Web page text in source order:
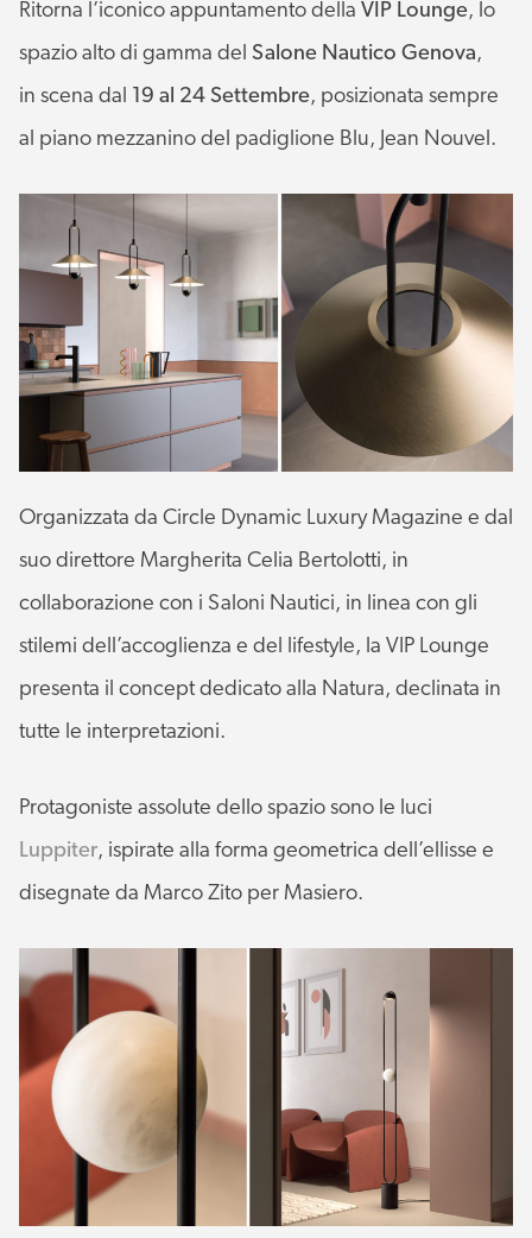
Ritorna l’iconico appuntamento della VIP Lounge, lo
spazio alto di gamma del Salone Nautico Genova,
in scena dal 19 al 24 Settembre, posizionata sempre
al piano mezzanino del padiglione Blu, Jean Nouvel.
Organizzata da Circle Dynamic Luxury Magazine e dal
suo direttore Margherita Celia Bertolotti, in
collaborazione con i Saloni Nautici, in linea con gli
stilemi dell’accoglienza e del lifestyle, la VIP Lounge
presenta il concept dedicato alla Natura, declinata in
tutte le interpretazioni.
Protagoniste assolute dello spazio sono le luci
Luppiter, ispirate alla forma geometrica dell’ellisse e
disegnate da Marco Zito per Masiero.